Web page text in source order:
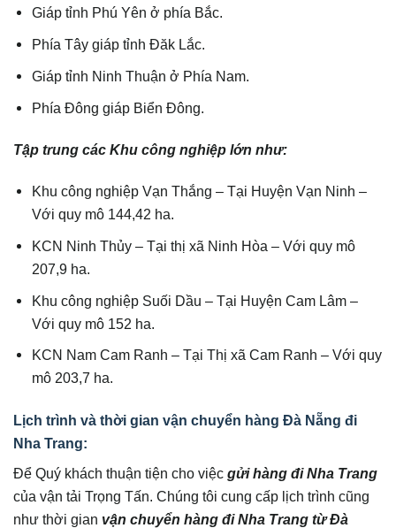
Giáp tỉnh Phú Yên ở phía Bắc.
Phía Tây giáp tỉnh Đăk Lắc.
Giáp tỉnh Ninh Thuận ở Phía Nam.
Phía Đông giáp Biển Đông.
Tập trung các Khu công nghiệp lớn như:
Khu công nghiệp Vạn Thắng – Tại Huyện Vạn Ninh –
Với quy mô 144,42 ha.
KCN Ninh Thủy – Tại thị xã Ninh Hòa – Với quy mô
207,9 ha.
Khu công nghiệp Suối Dầu – Tại Huyện Cam Lâm –
Với quy mô 152 ha.
KCN Nam Cam Ranh – Tại Thị xã Cam Ranh – Với quy
mô 203,7 ha.
Lịch trình và thời gian vận chuyển hàng Đà Nẵng đi
Nha Trang:
Để Quý khách thuận tiện cho việc gửi hàng đi Nha Trang
của vận tải Trọng Tấn. Chúng tôi cung cấp lịch trình cũng
như thời gian vận chuyển hàng đi Nha Trang từ Đà